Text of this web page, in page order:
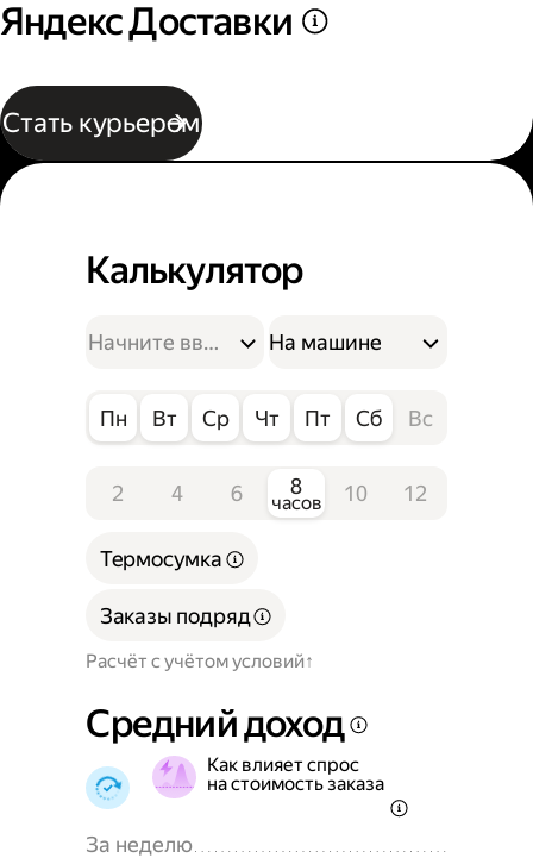
Яндекс Доставки
Стать курьером
Калькулятор
На машине
Пн Вт Ср Чт Пт Сб Вс
2 4 6 8
часов 10 12
Расчёт с учётом условий
Термосумка
Заказы подряд
Средний доход
Как влияет спрос
на стоимость заказа
За неделю